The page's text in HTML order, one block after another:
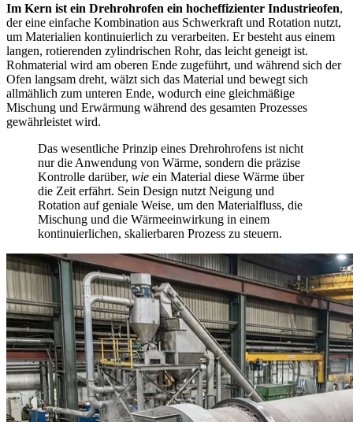
Im Kern ist ein Drehrohrofen ein hocheffizienter Industrieofen,
der eine einfache Kombination aus Schwerkraft und Rotation nutzt,
um Materialien kontinuierlich zu verarbeiten. Er besteht aus einem
langen, rotierenden zylindrischen Rohr, das leicht geneigt ist.
Rohmaterial wird am oberen Ende zugeführt, und während sich der
Ofen langsam dreht, wälzt sich das Material und bewegt sich
allmählich zum unteren Ende, wodurch eine gleichmäßige
Mischung und Erwärmung während des gesamten Prozesses
gewährleistet wird.
Das wesentliche Prinzip eines Drehrohrofens ist nicht
nur die Anwendung von Wärme, sondern die präzise
Kontrolle darüber, wie ein Material diese Wärme über
die Zeit erfährt. Sein Design nutzt Neigung und
Rotation auf geniale Weise, um den Materialfluss, die
Mischung und die Wärmeeinwirkung in einem
kontinuierlichen, skalierbaren Prozess zu steuern.